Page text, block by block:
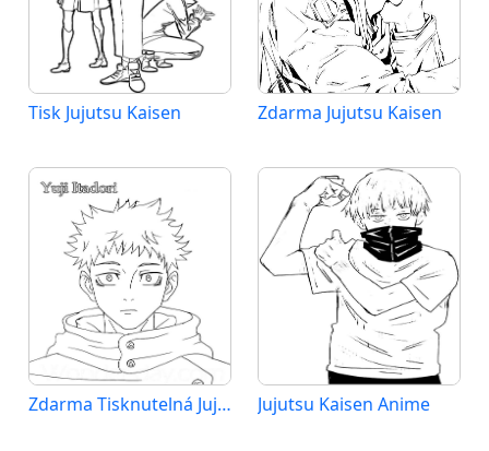
Tisk Jujutsu Kaisen Zdarma Jujutsu Kaisen
Zdarma Tisknutelná Jujutsu Kaisen Jujutsu Kaisen Anime